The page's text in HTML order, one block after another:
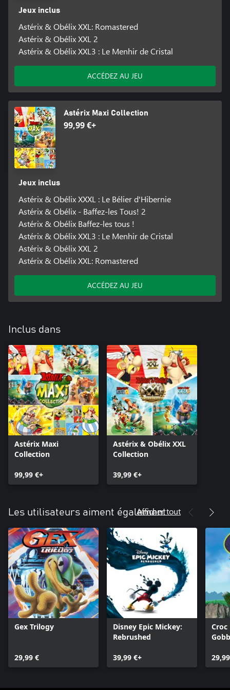
Jeux inclus
Astérix & Obélix XXL: Romastered
Astérix & Obélix XXL 2
Astérix & Obélix XXL3 : Le Menhir de Cristal
ACCÉDEZ AU JEU
Astérix Maxi Collection
99,99 €+
Jeux inclus
Astérix & Obélix XXXL : Le Bélier d'Hibernie
Astérix & Obélix - Baffez-les Tous! 2
Astérix & Obélix Baffez-les tous !
Astérix & Obélix XXL3 : Le Menhir de Cristal
Astérix & Obélix XXL 2
Astérix & Obélix XXL: Romastered
ACCÉDEZ AU JEU
Inclus dans
Astérix Maxi
Collection
99,99 €+
Astérix & Obélix XXL
Collection
39,99 €+
Les utilisateurs aiment également
Afficher tout
Gex Trilogy
29,99 €
Disney Epic Mickey:
Rebrushed
39,99 €+